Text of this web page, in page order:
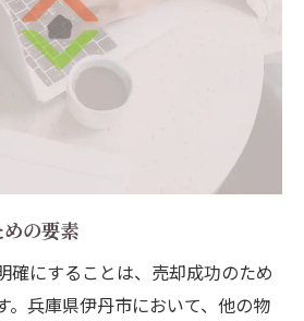
の要素
確にすることは、売却成功のため
。兵庫県伊丹市において、他の物